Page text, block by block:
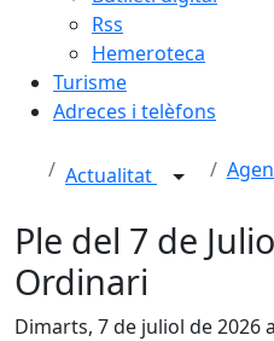
Rss
Hemeroteca
Turisme
Adreces i telèfons
Actualitat
Ple del 7 de
Ordinari
Dimarts, 7 de juliol de 2026